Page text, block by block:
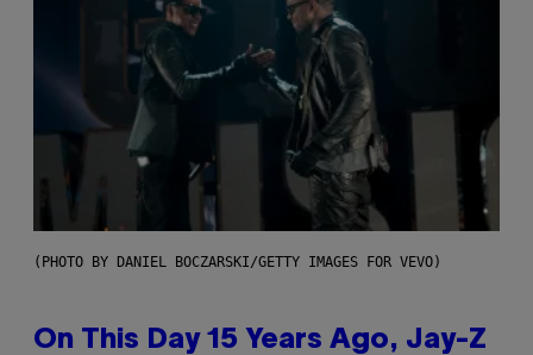
(PHOTO BY DANIEL BOCZARSKI/GETTY IMAGES FOR VEVO)
On This Day 15 Years Ago, Jay-Z